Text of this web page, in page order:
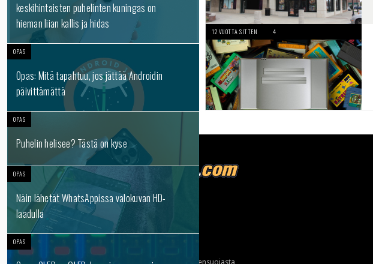
keskihintaisten puhelinten kuningas on
hieman liian kallis ja hidas
OPAS
Opas: Mitä tapahtuu, jos jättää Androidin
päivittämättä
OPAS
Puhelin helisee? Tästä on kyse
OPAS
Näin lähetät WhatsAppissa valokuvan HD-
laadulla
OPAS
12 VUOTTA SITTEN 4
Tietoja meistä
Mainonta
Käyttöehdot ja tietoa yksityisyydensuojasta